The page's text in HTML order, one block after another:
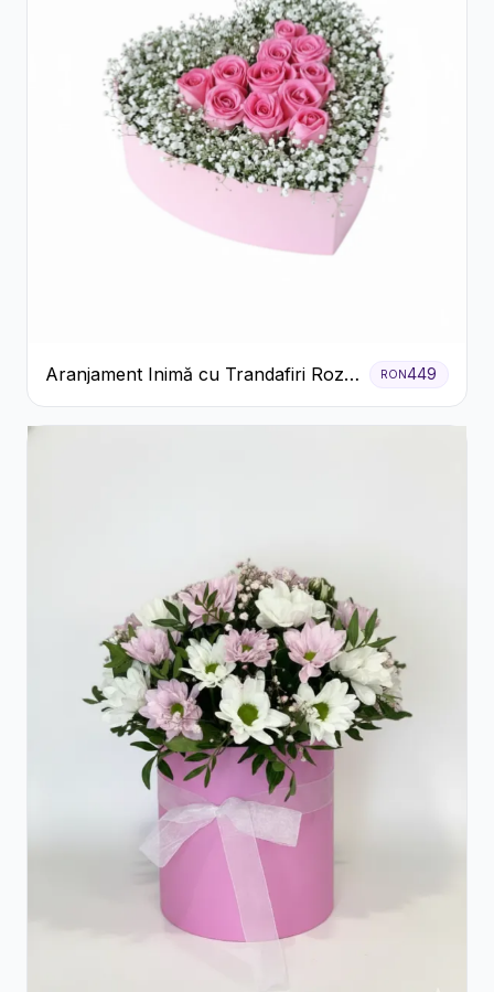
Aranjament Inimă cu Trandafiri Roz
și Gypsophila Albă
RON449